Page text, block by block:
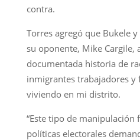
contra.
Torres agregó que Bukele
su oponente, Mike Cargile,
documentada historia de
inmigrantes trabajadores y
viviendo en mi distrito.
“Este tipo de manipulación
políticas electorales